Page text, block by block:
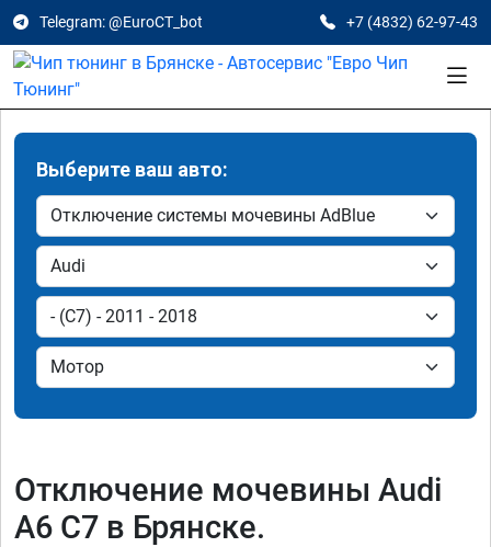
Telegram: @EuroCT_bot +7 (4832) 62-97-43
Выберите ваш авто:
Отключение мочевины Audi
A6 C7 в Брянске.